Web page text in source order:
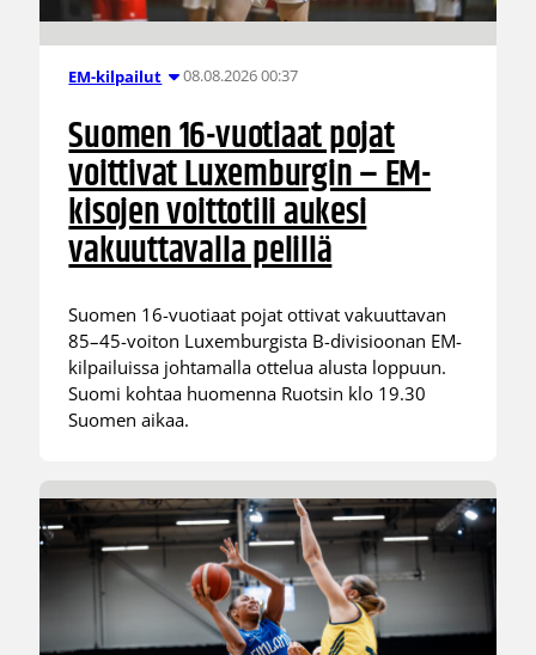
EM-kilpailut 08.08.2026 00:37
Suomen 16-vuotiaat pojat
voittivat Luxemburgin – EM-
kisojen voittotili aukesi
vakuuttavalla pelillä
Suomen 16-vuotiaat pojat ottivat vakuuttavan
85–45-voiton Luxemburgista B-divisioonan EM-
kilpailuissa johtamalla ottelua alusta loppuun.
Suomi kohtaa huomenna Ruotsin klo 19.30
Suomen aikaa.